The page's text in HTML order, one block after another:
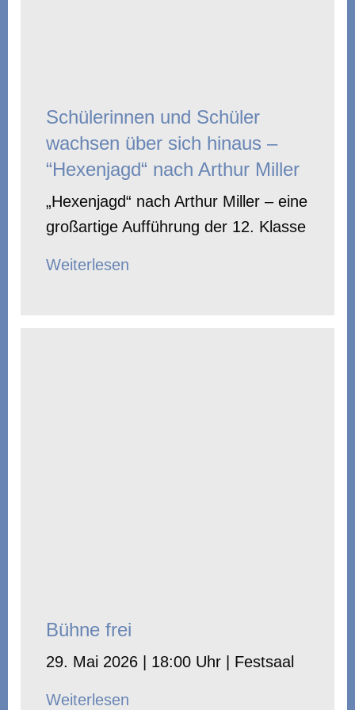
Schülerinnen und Schüler
wachsen über sich hinaus –
“Hexenjagd“ nach Arthur Miller
„Hexenjagd“ nach Arthur Miller – eine
großartige Aufführung der 12. Klasse
Weiterlesen
Bühne frei
29. Mai 2026 | 18:00 Uhr | Festsaal
Weiterlesen